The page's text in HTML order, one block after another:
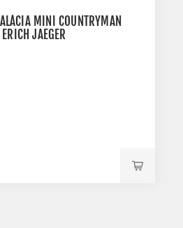
MINI COUNTRYMAN
JAEGER